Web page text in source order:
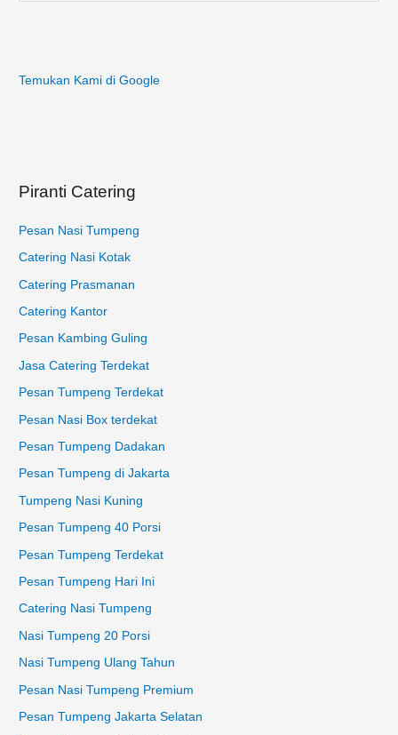
u
:
Temukan Kami di Google
Piranti Catering
Pesan Nasi Tumpeng
Catering Nasi Kotak
Catering Prasmanan
Catering Kantor
Pesan Kambing Guling
Jasa Catering Terdekat
Pesan Tumpeng Terdekat
Pesan Nasi Box terdekat
Pesan Tumpeng Dadakan
Pesan Tumpeng di Jakarta
Tumpeng Nasi Kuning
Pesan Tumpeng 40 Porsi
Pesan Tumpeng Terdekat
Pesan Tumpeng Hari Ini
Catering Nasi Tumpeng
Nasi Tumpeng 20 Porsi
Nasi Tumpeng Ulang Tahun
Pesan Nasi Tumpeng Premium
Pesan Tumpeng Jakarta Selatan